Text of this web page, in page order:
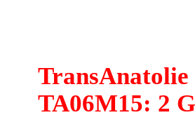
TransAnatolie
TA06M15: 2